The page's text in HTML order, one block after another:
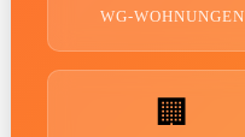
WG-WOHNUNGEN
🏢